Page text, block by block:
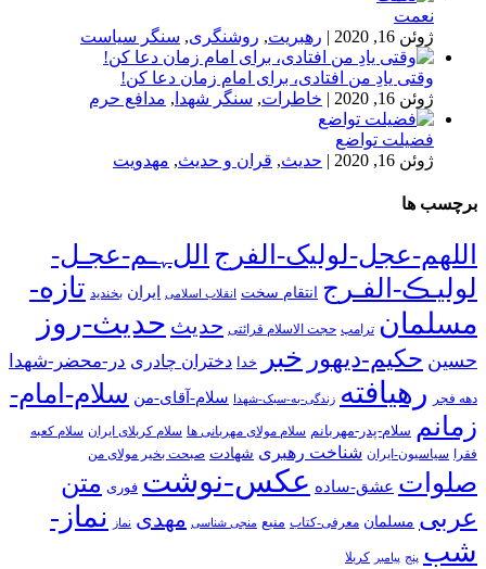
نعمت
ژوئن 16, 2020
| رهبریت, روشنگری, سنگر سیاست
وقتی یادِ من افتادی، برای امام زمان دعا کن!
ژوئن 16, 2020
| خاطرات, سنگر شهدا , مدافع حرم
فضیلت تواضع
ژوئن 16, 2020
| حدیث, قران و حدیث, مهدویت
برچسب ها
اللهم-عجل-لولیک-الفرج اللﮩـم-عجـل-
لولیـڪ-الفـرج انتقام سخت انقلاب اسلامی ایران بخندید تازه-
مسلمان ترامپ حجت الاسلام قرائتی حدیث حدیث-روز
حسین حکیم-دیهور خبر خدا دختران چادری در-محضر-شهدا
دهه فجر رهیافته زندگی-به-سبک-شهدا سلام-آقای-من سلام-امام-
زمانم سلام-پدر-مهربانم سلام مولای مهربانی ها سلام کربلای ایران سلام کعبه
فقرا سیاسیون-ایران شناخت رهبری شهادت صبحت بخیر مولای من
صلوات عشق-ساده عکس-نوشت فوری متن
عربی مسلمان معرفی-کتاب منبع منجی شناسی مهدی نماز
نماز-
شب پنج پیامبر کربلا